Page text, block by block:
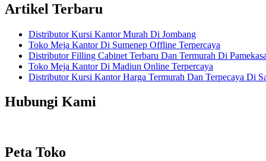
Artikel Terbaru
Distributor Kursi Kantor Murah Di Jombang
Toko Meja Kantor Di Sumenep Offline Terpercaya
Distributor Filling Cabinet Terbaru Dan Termurah Di
Toko Meja Kantor Di Madiun Online Terpercaya
Distributor Kursi Kantor Harga Termurah Dan Terpecaya Di
Hubungi Kami
Peta Toko